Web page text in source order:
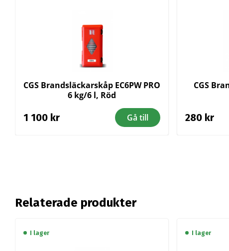
CGS Brandsläckarskåp EC6PW PRO
6 kg/6 l, Röd
1 100 kr Gå till
CGS
280 kr
Relaterade produkter
I lager I lager